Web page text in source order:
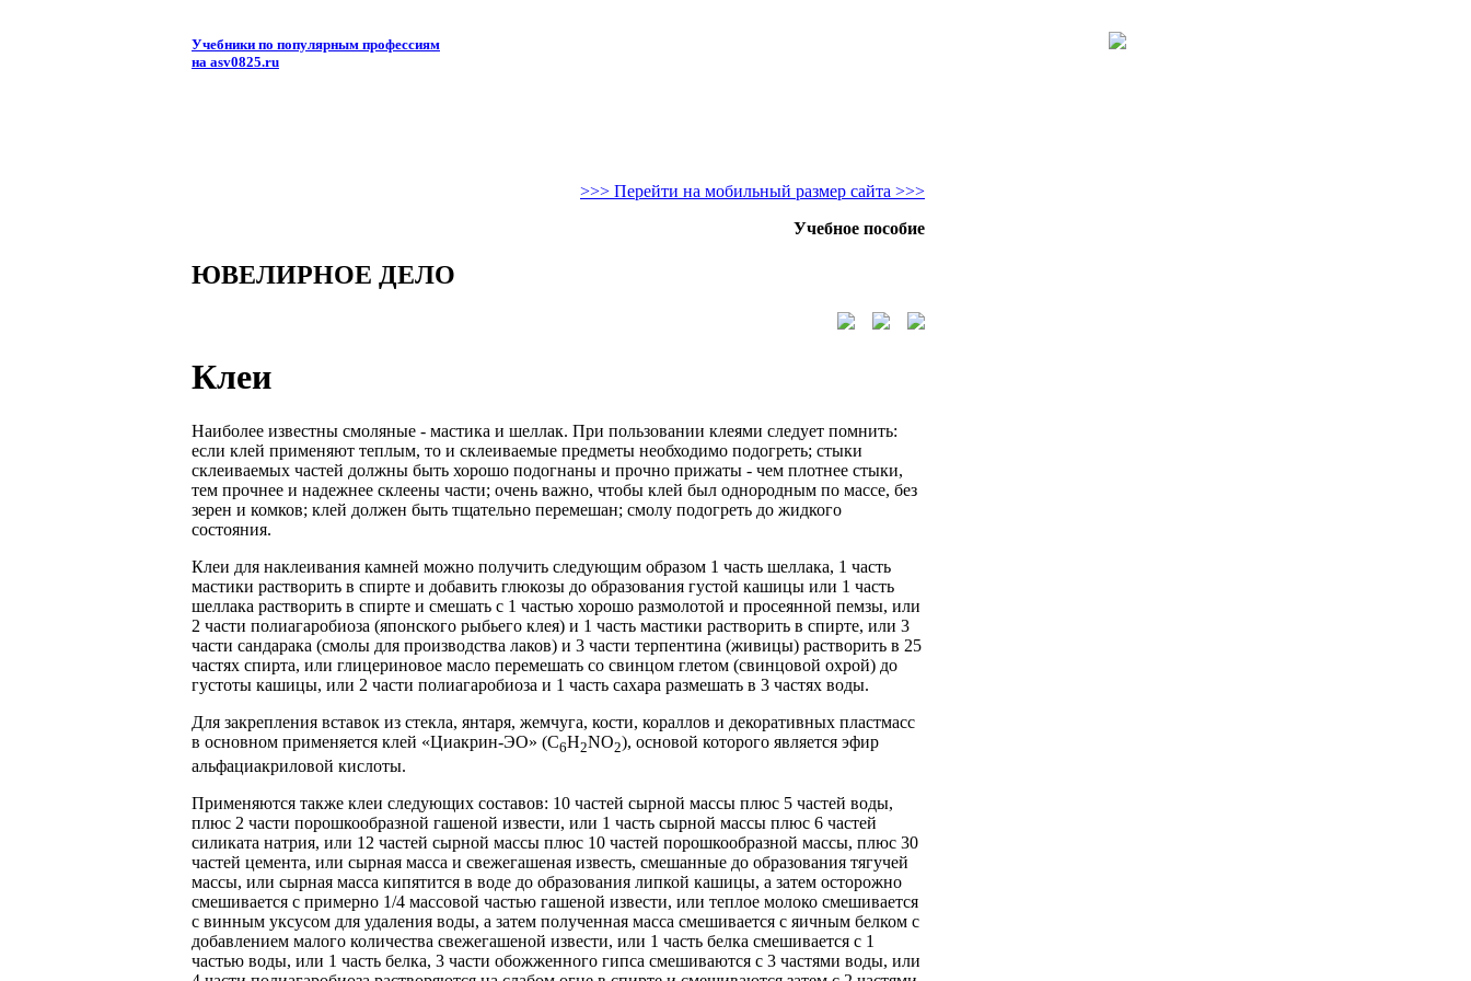
Учебники по популярным профессиям
на asv0825.ru
>>> Перейти на мобильный размер сайта >>>
Учебное пособие
ЮВЕЛИРНОЕ ДЕЛО
Клеи
Наиболее известны смоляные - мастика и шеллак. При пользовании клеями следует помнить:
если клей применяют теплым, то и склеиваемые предметы необходимо подогреть; стыки
склеиваемых частей должны быть хорошо подогнаны и прочно прижаты - чем плотнее стыки,
тем прочнее и надежнее склеены части; очень важно, чтобы клей был однородным по массе, без
зерен и комков; клей должен быть тщательно перемешан; смолу подогреть до жидкого
состояния.
Клеи для наклеивания камней можно получить следующим образом 1 часть шеллака, 1 часть
мастики растворить в спирте и добавить глюкозы до образования густой кашицы или 1 часть
шеллака растворить в спирте и смешать с 1 частью хорошо размолотой и просеянной пемзы, или
2 части полиагаробиоза (японского рыбьего клея) и 1 часть мастики растворить в спирте, или 3
части сандарака (смолы для производства лаков) и 3 части терпентина (живицы) растворить в 25
частях спирта, или глицериновое масло перемешать со свинцом глетом (свинцовой охрой) до
густоты кашицы, или 2 части полиагаробиоза и 1 часть сахара размешать в 3 частях воды.
Для закрепления вставок из стекла, янтаря, жемчуга, кости, кораллов и декоративных пластмасс
в основном применяется клей «Циакрин-ЭО» (C6H2NO2), основой которого является эфир
альфациакриловой кислоты.
Применяются также клеи следующих составов: 10 частей сырной массы плюс 5 частей воды,
плюс 2 части порошкообразной гашеной извести, или 1 часть сырной массы плюс 6 частей
силиката натрия, или 12 частей сырной массы плюс 10 частей порошкообразной массы, плюс 30
частей цемента, или сырная масса и свежегашеная известь, смешанные до образования тягучей
массы, или сырная масса кипятится в воде до образования липкой кашицы, а затем осторожно
смешивается с примерно 1/4 массовой частью гашеной извести, или теплое молоко смешивается
с винным уксусом для удаления воды, а затем полученная масса смешивается с яичным белком с
добавлением малого количества свежегашеной извести, или 1 часть белка смешивается с 1
частью воды, или 1 часть белка, 3 части обожженного гипса смешиваются с 3 частями воды, или